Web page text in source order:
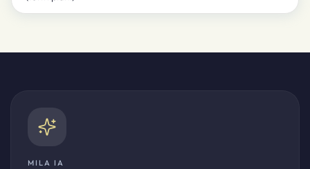
MILA IA